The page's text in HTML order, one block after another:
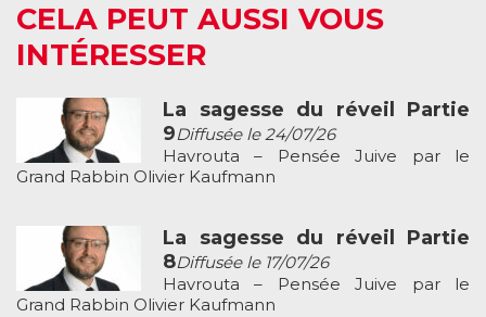
CELA PEUT AUSSI VOUS
INTÉRESSER
La sagesse du réveil Partie
9Diffusée le 24/07/26
Havrouta – Pensée Juive par le
Grand Rabbin Olivier Kaufmann
La sagesse du réveil Partie
8Diffusée le 17/07/26
Havrouta – Pensée Juive par le
Grand Rabbin Olivier Kaufmann